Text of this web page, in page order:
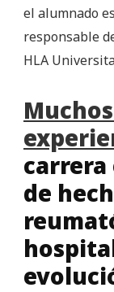
el alumnado
responsable
HLA
carrera
de